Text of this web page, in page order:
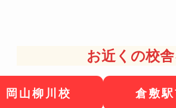
お近くの校
岡山柳川校 倉敷